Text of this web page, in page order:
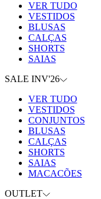
VER TUDO
VESTIDOS
BLUSAS
CALÇAS
SHORTS
SAIAS
SALE INV'26
VER TUDO
VESTIDOS
CONJUNTOS
BLUSAS
CALÇAS
SHORTS
SAIAS
MACACÕES
OUTLET